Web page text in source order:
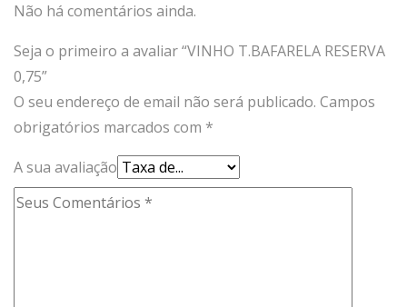
Não há comentários ainda.
Seja o primeiro a avaliar “VINHO T.BAFARELA RESERVA
0,75”
O seu endereço de email não será publicado. Campos
obrigatórios marcados com *
A sua avaliação